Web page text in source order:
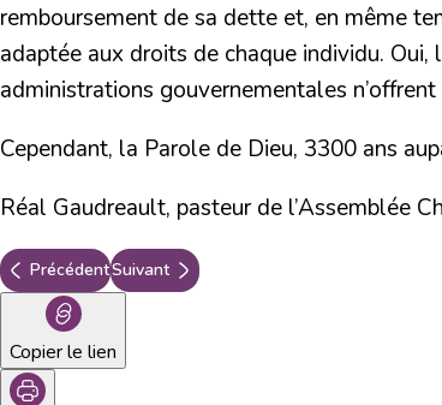
remboursement de sa dette et, en même
adaptée aux droits de chaque individu.
administrations gouvernementales
Cependant, la Parole de Dieu, 3300 ans
Réal Gaudreault, pasteur de l’Assemblée
PrécédentSuivant
Copier le lien